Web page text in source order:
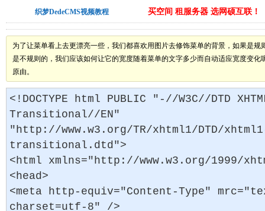
织梦DedeCMS视频教程 买空间 租服务器 选网硕互联！
为了让菜单看上去更漂亮一些，我们都喜欢用图片去修饰菜单的背景，如果是
是不规则的，我们应该如何让它的宽度随着菜单的文字多少而自动适应宽度变
原由。